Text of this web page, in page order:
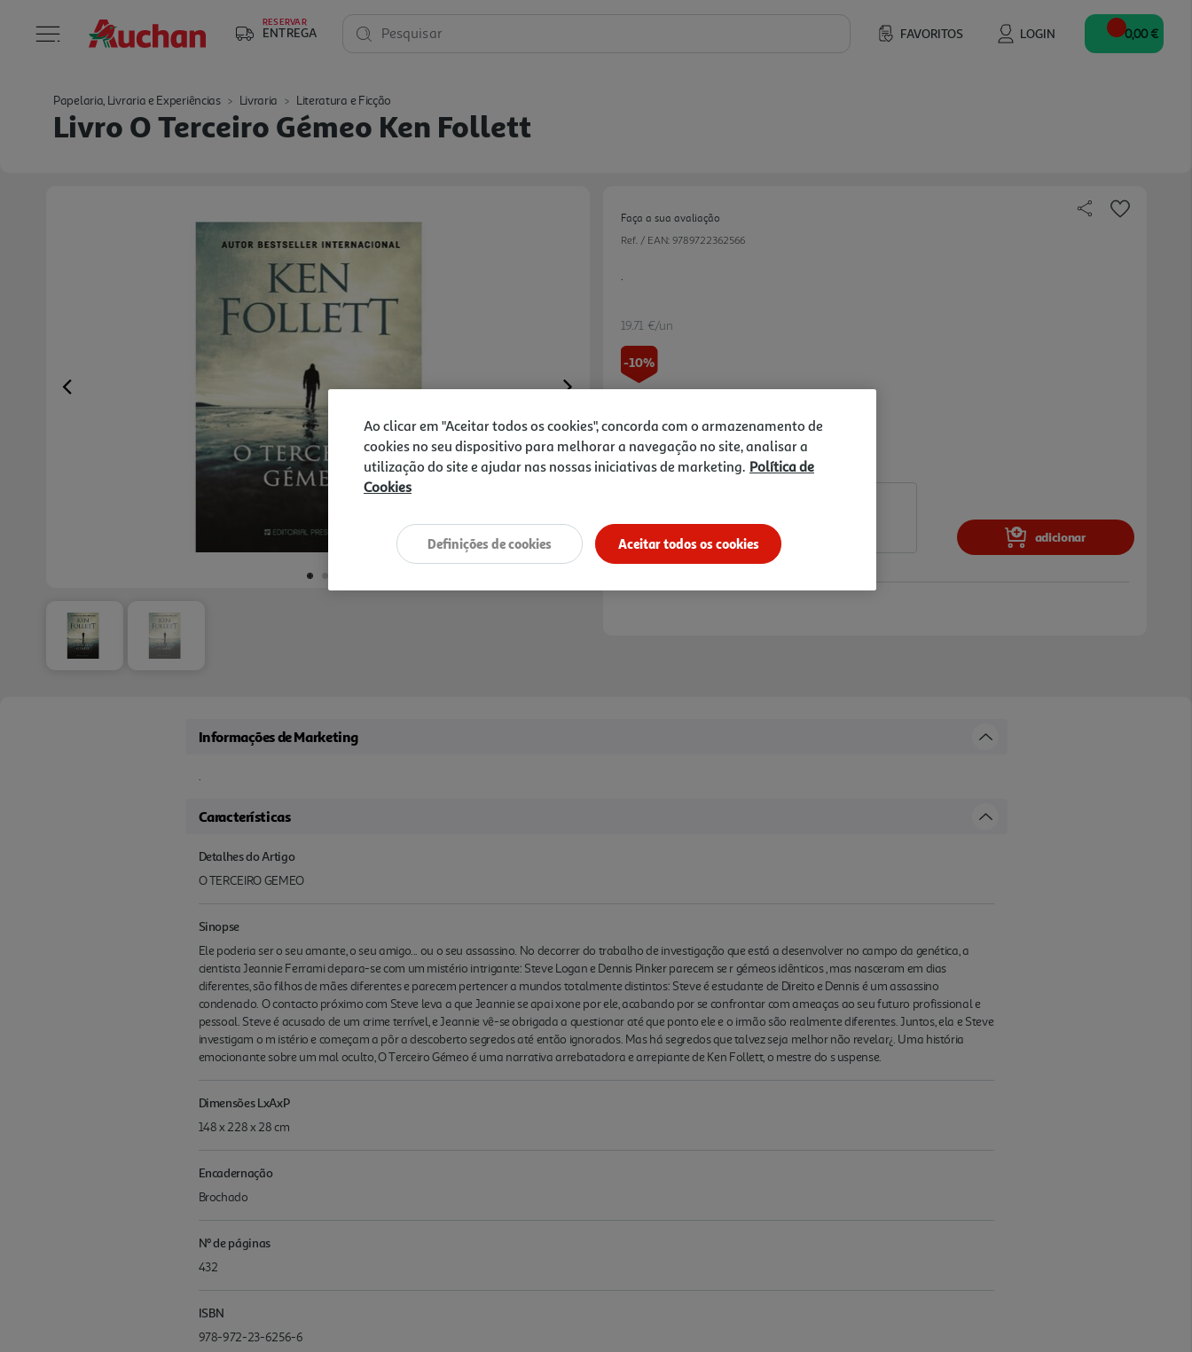
RESERVAR
ENTREGA FAVORITOS LOGIN
Pesquisar 0,00 €
Papelaria, Livraria e Experiências Livraria Literatura e Ficção
Livro O Terceiro Gémeo Ken Follett
Previous
Faça a sua avaliação
Ref. / EAN: 9789722362566
.
19.71 €/un
-10%
19,71 €
Notas de preparação
adicionar
Informações de Marketing
.
Características
Detalhes do Artigo
O TERCEIRO GEMEO
Sinopse
Ele poderia ser o seu amante, o seu amigo... ou o seu assassino. No decorrer do trabalho de investigação que está a desenvolver no campo da genética, a
cientista Jeannie Ferrami depara-se com um mistério intrigante: Steve Logan e Dennis Pinker parecem se r gémeos idênticos , mas nasceram em dias
diferentes, são filhos de mães diferentes e parecem pertencer a mundos totalmente distintos: Steve é estudante de Direito e Dennis é um assassino
condenado. O contacto próximo com Steve leva a que Jeannie se apai xone por ele, acabando por se confrontar com ameaças ao seu futuro profissional e
pessoal. Steve é acusado de um crime terrível, e Jeannie vê-se obrigada a questionar até que ponto ele e o irmão são realmente diferentes. Juntos, ela e Steve
investigam o m istério e começam a pôr a descoberto segredos até então ignorados. Mas há segredos que talvez seja melhor não revelar¿. Uma história
emocionante sobre um mal oculto, O Terceiro Gémeo é uma narrativa arrebatadora e arrepiante de Ken Follett, o mestre do s uspense.
Dimensões LxAxP
148 x 228 x 28 cm
Encadernação
Brochado
Nº de páginas
432
ISBN
978-972-23-6256-6
Ao clicar em "Aceitar todos os cookies", concorda com o armazenamento de
cookies no seu dispositivo para melhorar a navegação no site, analisar a
utilização do site e ajudar nas nossas iniciativas de marketing. Política de
Cookies
Aceitar todos os cookies
Definições de cookies